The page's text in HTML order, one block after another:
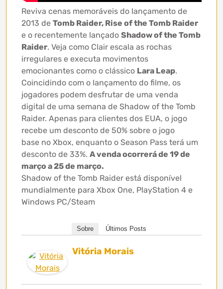
Reviva cenas memoráveis do lançamento de
2013 de Tomb Raider, Rise of the Tomb Raider
e o recentemente lançado Shadow of the Tomb
Raider. Veja como Clair escala as rochas
irregulares e executa movimentos
emocionantes como o clássico Lara Leap.
Coincidindo com o lançamento do filme, os
jogadores podem desfrutar de uma venda
digital de uma semana de Shadow of the Tomb
Raider. Apenas para clientes dos EUA, o jogo
recebe um desconto de 50% sobre o jogo
base no Xbox, enquanto o Season Pass terá um
desconto de 33%. A venda ocorrerá de 19 de
março a 25 de março.
Shadow of the Tomb Raider está disponível
mundialmente para Xbox One, PlayStation 4 e
Windows PC/Steam
Sobre Últimos Posts
Vitória Morais